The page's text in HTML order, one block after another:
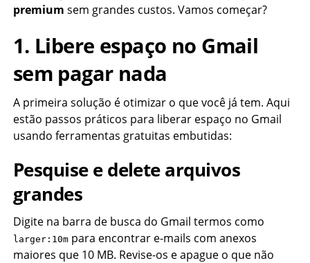
premium sem grandes custos. Vamos começar?
1. Libere espaço no Gmail
sem pagar nada
A primeira solução é otimizar o que você já tem. Aqui
estão passos práticos para liberar espaço no Gmail
usando ferramentas gratuitas embutidas:
Pesquise e delete arquivos
grandes
Digite na barra de busca do Gmail termos como
larger:10mpara encontrar e-mails com anexos
maiores que 10 MB. Revise-os e apague o que não